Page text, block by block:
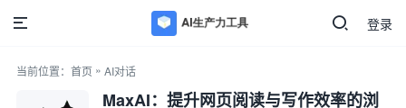
登录
当前位置： 首页 » AI对话
MaxAI：提升网页阅读与写作效率的浏